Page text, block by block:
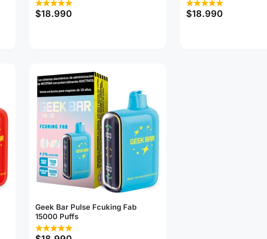
$18.990 $18.990
Geek Bar Pulse Fcuking Fab
15000 Puffs